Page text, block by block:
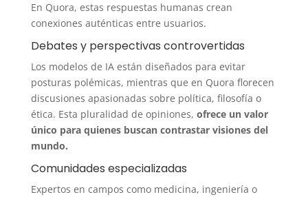
En Quora, estas respuestas humanas crean
conexiones auténticas entre usuarios.
Debates y perspectivas controvertidas
Los modelos de IA están diseñados para evitar
posturas polémicas, mientras que en Quora florecen
discusiones apasionadas sobre política, filosofía o
ética. Esta pluralidad de opiniones, ofrece un valor
único para quienes buscan contrastar visiones del
mundo.
Comunidades especializadas
Expertos en campos como medicina, ingeniería o